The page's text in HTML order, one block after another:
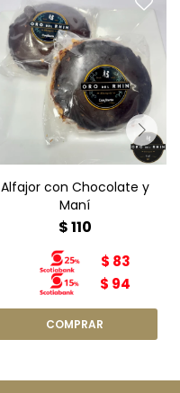
Alfajor con Chocolate y
Maní x1
Relleno de dulce de leche,
de maicena con baño de
chocolate y maní
Peso: 160g
Alfajor con Chocolate y
Maní
$110
$ 83
$ 94